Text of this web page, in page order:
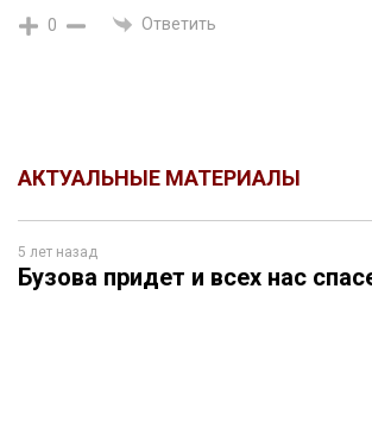
0 Ответить
АКТУАЛЬНЫЕ МАТЕРИАЛЫ
5 лет назад
Бузова придет и всех нас